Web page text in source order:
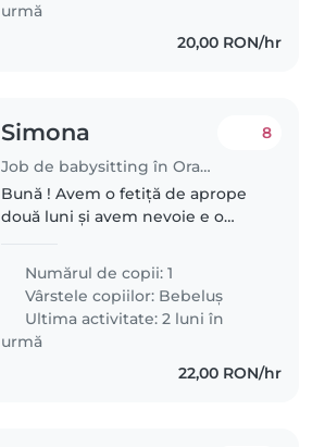
urmă
20,00 RON/hr
Simona
Job de babysitting în Oradea
8
Bună ! Avem o fetiță de aprope
două luni și avem nevoie e o
bebeluși ) câteva ore pe zi de
luni până vineri ! Nu avem nevoie
de altceva decât să..
Numărul de copii: 1
Vârstele copiilor: Bebeluș
Ultima activitate: 2 luni în
urmă
22,00 RON/hr